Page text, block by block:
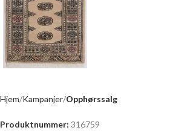
Hjem Kampanjer Opphørssalg
Produktnummer: 316759